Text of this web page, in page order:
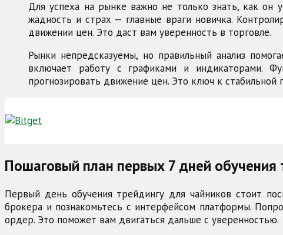
Для успеха на рынке важно не только знать, как он
жадность и страх — главные враги новичка.
движении цен. Это даст вам уверенность в торговле.
Рынки непредсказуемы, но правильный анализ
включает работу с графиками и индикаторами.
прогнозировать движение цен. Это ключ к стабильной
Пошаговый план первых 7 дней обучения
Первый день обучения трейдингу для чайников стоит
брокера и познакомьтесь с интерфейсом платформы.
ордер. Это поможет вам двигаться дальше с уверенностью.